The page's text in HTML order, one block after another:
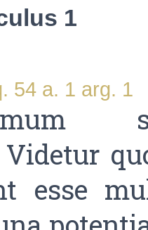
1
54 a. 1 arg. 1
esse